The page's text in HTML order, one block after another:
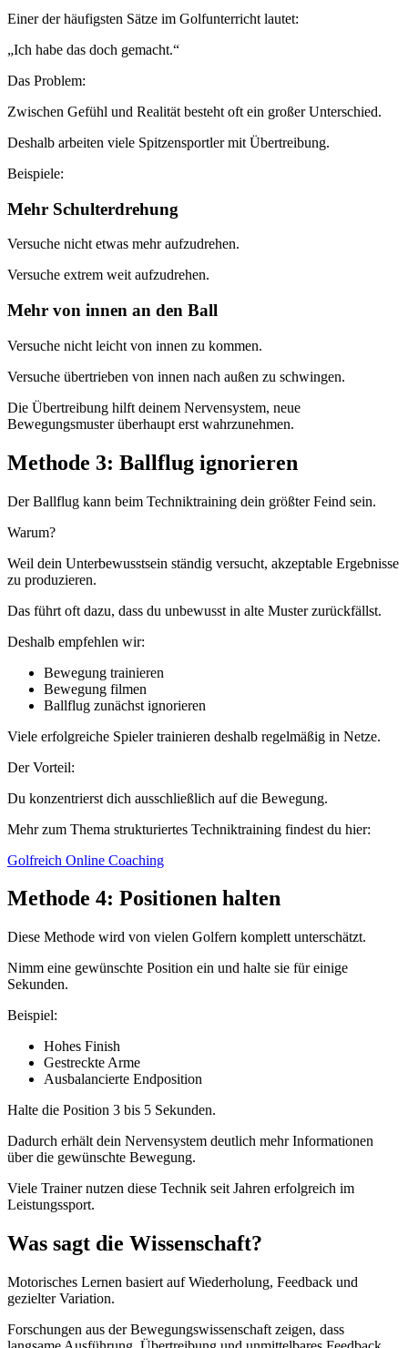
Einer der häufigsten Sätze im Golfunterricht lautet:
„Ich habe das doch gemacht.“
Das Problem:
Zwischen Gefühl und Realität besteht oft ein großer Unterschied.
Deshalb arbeiten viele Spitzensportler mit Übertreibung.
Beispiele:
Mehr Schulterdrehung
Versuche nicht etwas mehr aufzudrehen.
Versuche extrem weit aufzudrehen.
Mehr von innen an den Ball
Versuche nicht leicht von innen zu kommen.
Versuche übertrieben von innen nach außen zu schwingen.
Die Übertreibung hilft deinem Nervensystem, neue
Bewegungsmuster überhaupt erst wahrzunehmen.
Methode 3: Ballflug ignorieren
Der Ballflug kann beim Techniktraining dein größter Feind sein.
Warum?
Weil dein Unterbewusstsein ständig versucht, akzeptable Ergebnisse
zu produzieren.
Das führt oft dazu, dass du unbewusst in alte Muster zurückfällst.
Deshalb empfehlen wir:
Bewegung trainieren
Bewegung filmen
Ballflug zunächst ignorieren
Viele erfolgreiche Spieler trainieren deshalb regelmäßig in Netze.
Der Vorteil:
Du konzentrierst dich ausschließlich auf die Bewegung.
Mehr zum Thema strukturiertes Techniktraining findest du hier:
Golfreich Online Coaching
Methode 4: Positionen halten
Diese Methode wird von vielen Golfern komplett unterschätzt.
Nimm eine gewünschte Position ein und halte sie für einige
Sekunden.
Beispiel:
Hohes Finish
Gestreckte Arme
Ausbalancierte Endposition
Halte die Position 3 bis 5 Sekunden.
Dadurch erhält dein Nervensystem deutlich mehr Informationen
über die gewünschte Bewegung.
Viele Trainer nutzen diese Technik seit Jahren erfolgreich im
Leistungssport.
Was sagt die Wissenschaft?
Motorisches Lernen basiert auf Wiederholung, Feedback und
gezielter Variation.
Forschungen aus der Bewegungswissenschaft zeigen, dass